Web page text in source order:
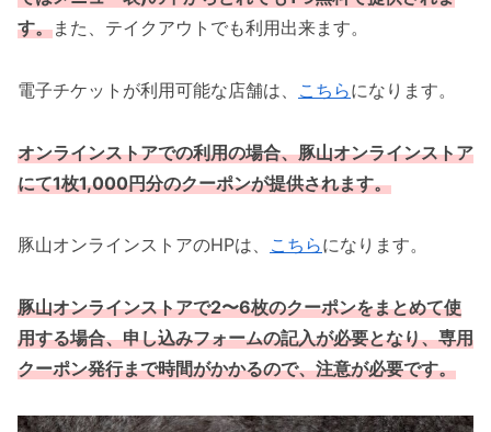
す。また、テイクアウトでも利用出来ます。
電子チケットが利用可能な店舗は、 こちらになります。
オンラインストアでの利用の場合、豚山オンラインストア
にて1枚1,000円分のクーポンが提供されます。
豚山オンラインストアのHPは、 こちらになります。
豚山オンラインストアで2〜6枚のクーポンをまとめて使
用する場合、申し込みフォームの記入が必要となり、専用
クーポン発行まで時間がかかるので、注意が必要です。